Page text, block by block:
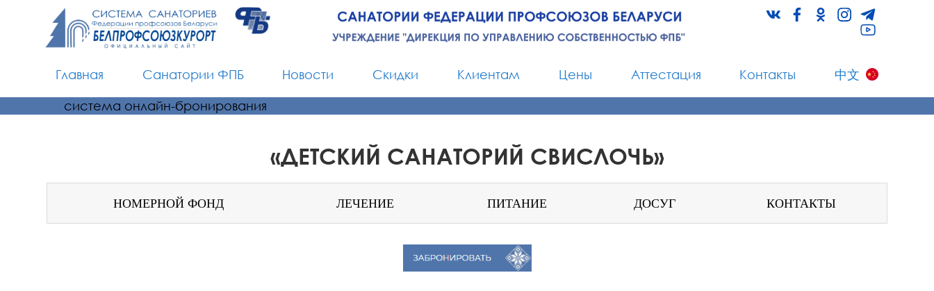
Главная Санатории ФПБ Новости Скидки Клиентам Цены Аттестация Контакты 中文
система онлайн-бронирования
«ДЕТСКИЙ САНАТОРИЙ СВИСЛОЧЬ»
НОМЕРНОЙ ФОНД ЛЕЧЕНИЕ ПИТАНИЕ ДОСУГ КОНТАКТЫ